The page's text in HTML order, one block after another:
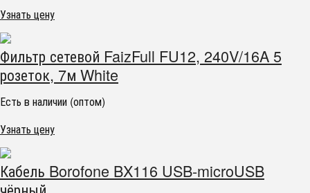
Узнать цену
Фильтр сетевой FaizFull FU12, 240V/16A 5
розеток, 7м White
Есть в наличии (оптом)
Узнать цену
Кабель Borofone BX116 USB-microUSB